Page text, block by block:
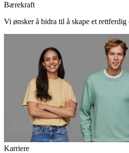
Bærekraft
Vi ønsker å bidra til å skape et
Karriere